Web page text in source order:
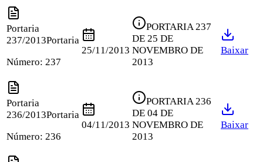
Portaria
237/2013Portaria
Número: 237
25/11/2013
PORTARIA 237
DE 25 DE
NOVEMBRO DE
2013
Baixar
Portaria
236/2013Portaria
Número: 236
04/11/2013
PORTARIA 236
DE 04 DE
NOVEMBRO DE
2013
Baixar